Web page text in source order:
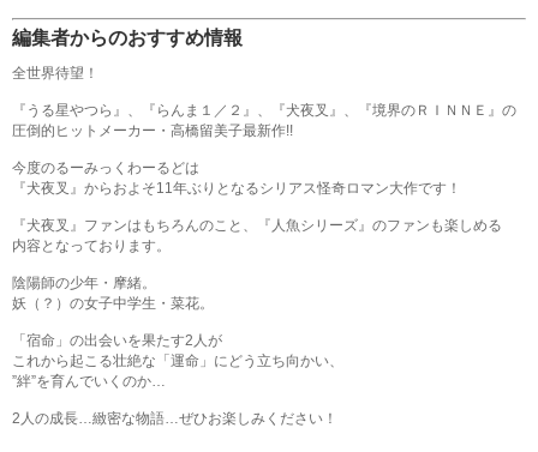
編集者からのおすすめ情報
全世界待望！
『うる星やつら』、『らんま１／２』、『犬夜叉』、『境界のＲＩＮＮＥ』の
圧倒的ヒットメーカー・高橋留美子最新作!!
今度のるーみっくわーるどは
『犬夜叉』からおよそ11年ぶりとなるシリアス怪奇ロマン大作です！
『犬夜叉』ファンはもちろんのこと、『人魚シリーズ』のファンも楽しめる
内容となっております。
陰陽師の少年・摩緒。
妖（？）の女子中学生・菜花。
「宿命」の出会いを果たす2人が
これから起こる壮絶な「運命」にどう立ち向かい、
”絆”を育んでいくのか…
2人の成長…緻密な物語…ぜひお楽しみください！